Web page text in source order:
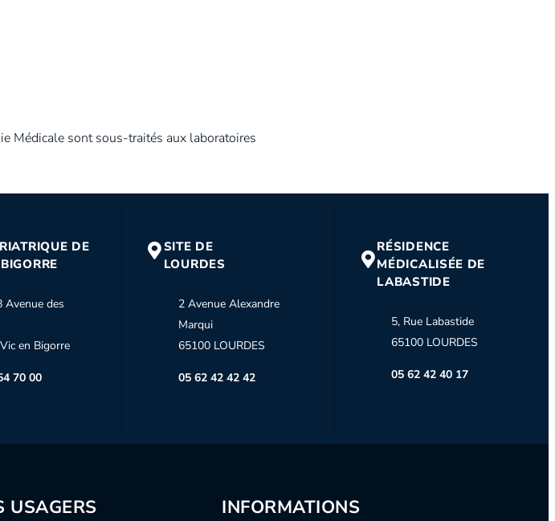
Médicale sont sous-traités aux laboratoires
DE
Avenue des
en Bigorre
70 00
SITE DE
LOURDES
2 Avenue Alexandre
Marqui
65100 LOURDES
05 62 42 42 42
RÉSIDENCE
MÉDICALISÉE DE
LABASTIDE
5, Rue Labastide
65100 LOURDES
05 62 42 40 17
USAGERS INFORMATIONS